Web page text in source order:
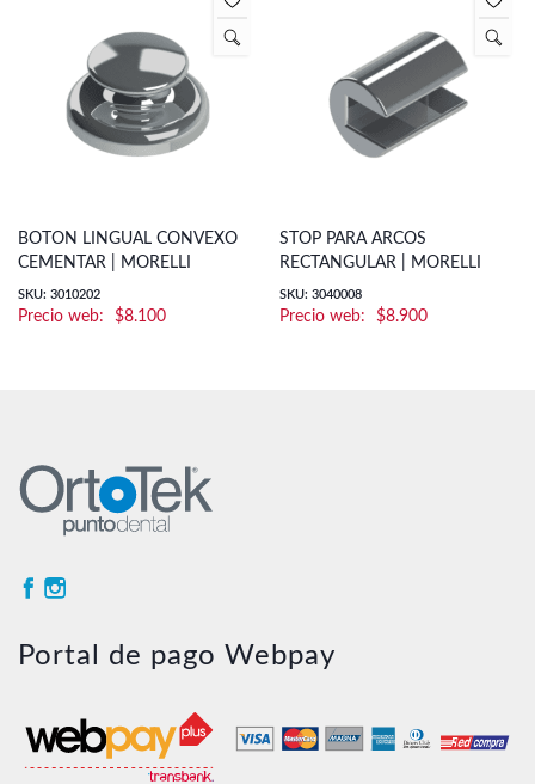
BOTON LINGUAL CONVEXO
CEMENTAR | MORELLI
SKU: 3010202
$8.100
STOP PARA ARCOS
RECTANGULAR | MORELLI
SKU: 3040008
$8.900
Portal de pago Webpay